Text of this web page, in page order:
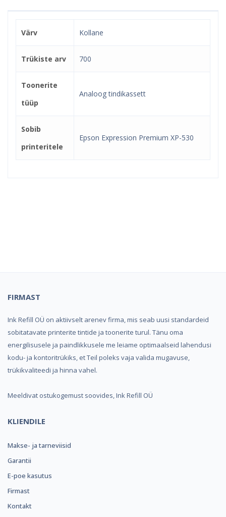
Värv Kollane
Trükiste arv 700
Toonerite
tüüp
Analoog tindikassett
Sobib
printeritele
Epson Expression Premium XP-530
FIRMAST
Ink Refill OÜ on aktiivselt arenev firma, mis seab uusi standardeid
sobitatavate printerite tintide ja toonerite turul. Tänu oma
energilisusele ja paindlikkusele me leiame optimaalseid lahendusi
kodu- ja kontoritrükiks, et Teil poleks vaja valida mugavuse,
trükikvaliteedi ja hinna vahel.
Meeldivat ostukogemust soovides, Ink Refill OÜ
KLIENDILE
Makse- ja tarneviisid
Garantii
E-poe kasutus
Firmast
Kontakt